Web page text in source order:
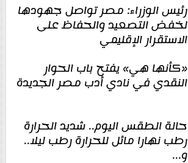
رئيس الوزراء: مصر تواصل جهودها
لخفض التصعيد والحفاظ على
الاستقرار الإقليمي
«كأنها هي» يفتح باب الحوار
النقدي في نادي أدب مصر الجديدة
حالة الطقس اليوم.. شديد الحرارة
رطب نهارا مائل للحرارة رطب ليلا..
و...